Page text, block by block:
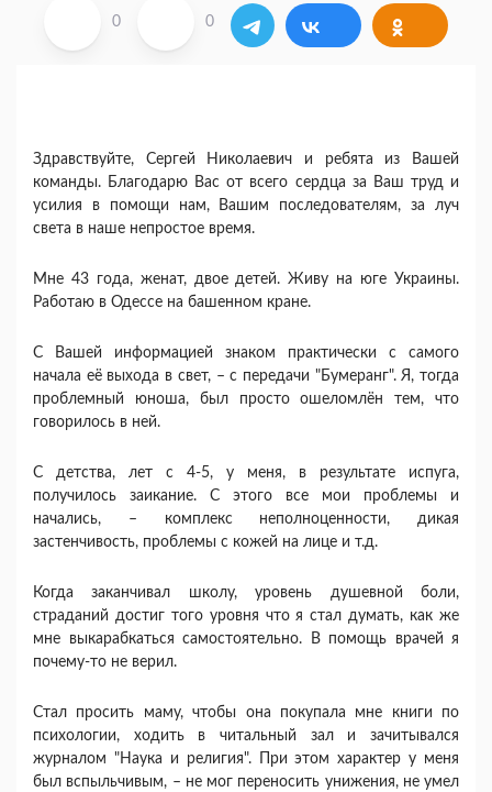
0 0
Здравствуйте, Сергей Николаевич и ребята из Вашей
команды. Благодарю Вас от всего сердца за Ваш труд и
усилия в помощи нам, Вашим последователям, за луч
света в наше непростое время.
Мне 43 года, женат, двое детей. Живу на юге Украины.
Работаю в Одессе на башенном кране.
С Вашей информацией знаком практически с самого
начала её выхода в свет, – с передачи "Бумеранг". Я, тогда
проблемный юноша, был просто ошеломлён тем, что
говорилось в ней.
С детства, лет с 4-5, у меня, в результате испуга,
получилось заикание. С этого все мои проблемы и
начались, – комплекс неполноценности, дикая
застенчивость, проблемы с кожей на лице и т.д.
Когда заканчивал школу, уровень душевной боли,
страданий достиг того уровня что я стал думать, как же
мне выкарабкаться самостоятельно. В помощь врачей я
почему-то не верил.
Стал просить маму, чтобы она покупала мне книги по
психологии, ходить в читальный зал и зачитывался
журналом "Наука и религия". При этом характер у меня
был вспыльчивым, – не мог переносить унижения, не умел